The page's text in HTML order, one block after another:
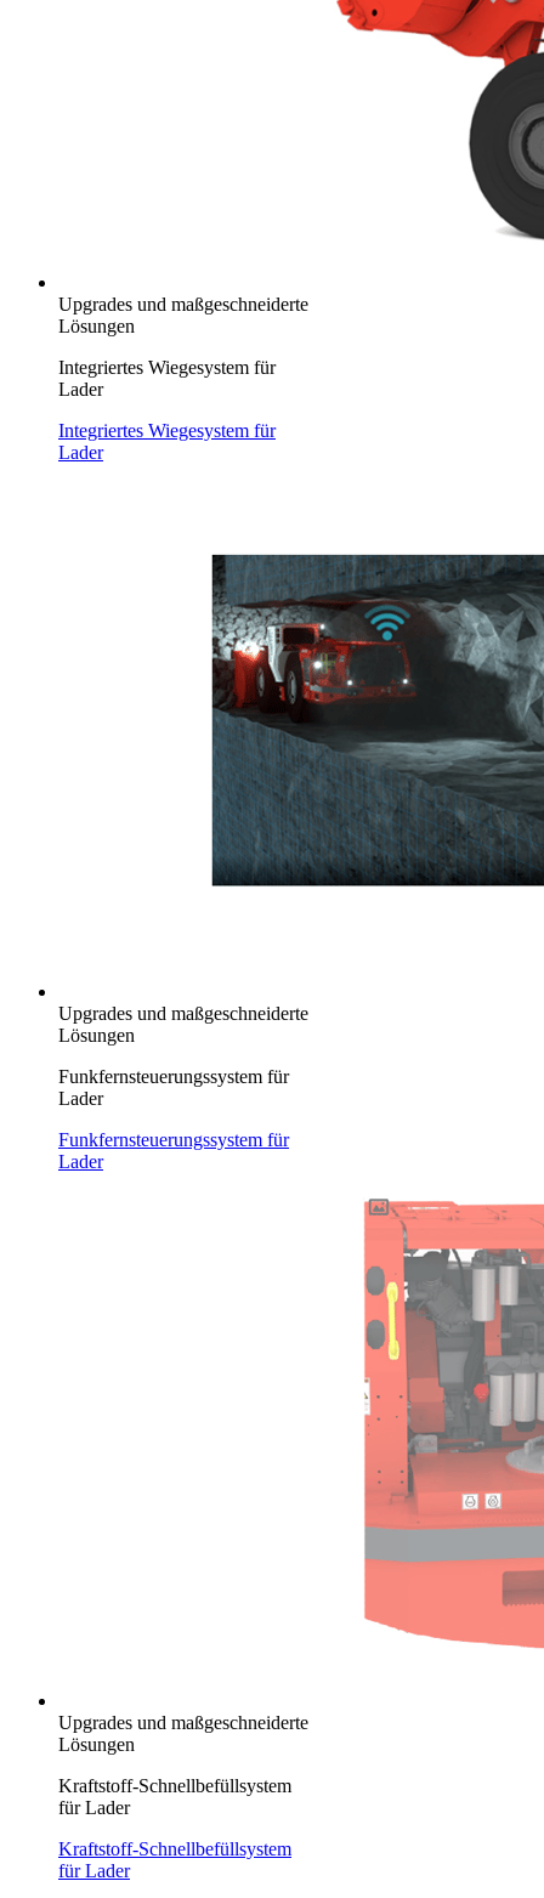
Upgrades und maßgeschneiderte
Lösungen
Integriertes Wiegesystem für
Lader
Integriertes Wiegesystem für
Lader
Upgrades und maßgeschneiderte
Lösungen
Funkfernsteuerungssystem für
Lader
Funkfernsteuerungssystem für
Lader
Upgrades und maßgeschneiderte
Lösungen
Kraftstoff-Schnellbefüllsystem
für Lader
Kraftstoff-Schnellbefüllsystem
für Lader